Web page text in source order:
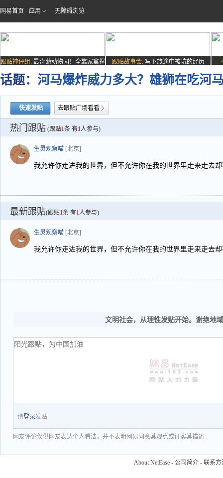
网易首页 应用 无障碍浏览
跟贴神评组: 最奇葩动物园！全靠家禽撑
场子
跟贴故事会: 写下旅途中被坑的经历
话题： 河马爆炸威力多大？雄狮在吃河
快速发贴 去跟贴广场看看
热门跟贴 (跟贴1条 有1人参与)
生灵观察喵 [北京]
我允许你走进我的世界，但不允许你在我的世界里走来走去
最新跟贴(跟贴1条 有1人参与)
生灵观察喵 [北京]
我允许你走进我的世界，但不允许你在我的世界里走来走去
文明社会，从理性发贴开始。谢绝地
请登录发贴
网友评论仅供网友表达个人看法，并不表明网易同意其观点或证实其描述
About NetEase - 公司简介 - 联系方